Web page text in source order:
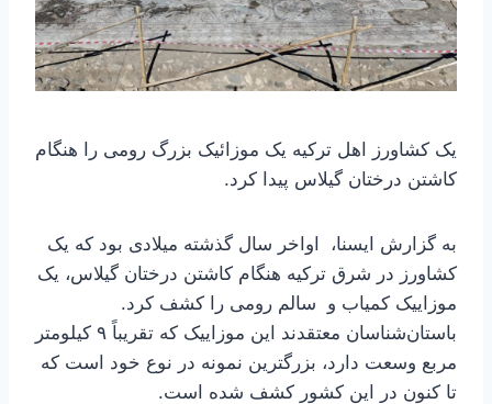
یک کشاورز اهل ترکیه یک موزائیک بزرگ رومی را هنگام
کاشتن درختان گیلاس پیدا کرد.
به گزارش ایسنا، ‌ اواخر سال گذشته میلادی بود که یک
کشاورز در شرق ترکیه هنگام کاشتن درختان گیلاس، یک
موزاییک کمیاب و سالم رومی را کشف کرد.
باستان‌شناسان معتقدند این موزاییک که تقریباً ۹ کیلومتر
مربع وسعت دارد، بزرگترین نمونه در نوع خود است که
تا کنون در این کشور کشف شده است.